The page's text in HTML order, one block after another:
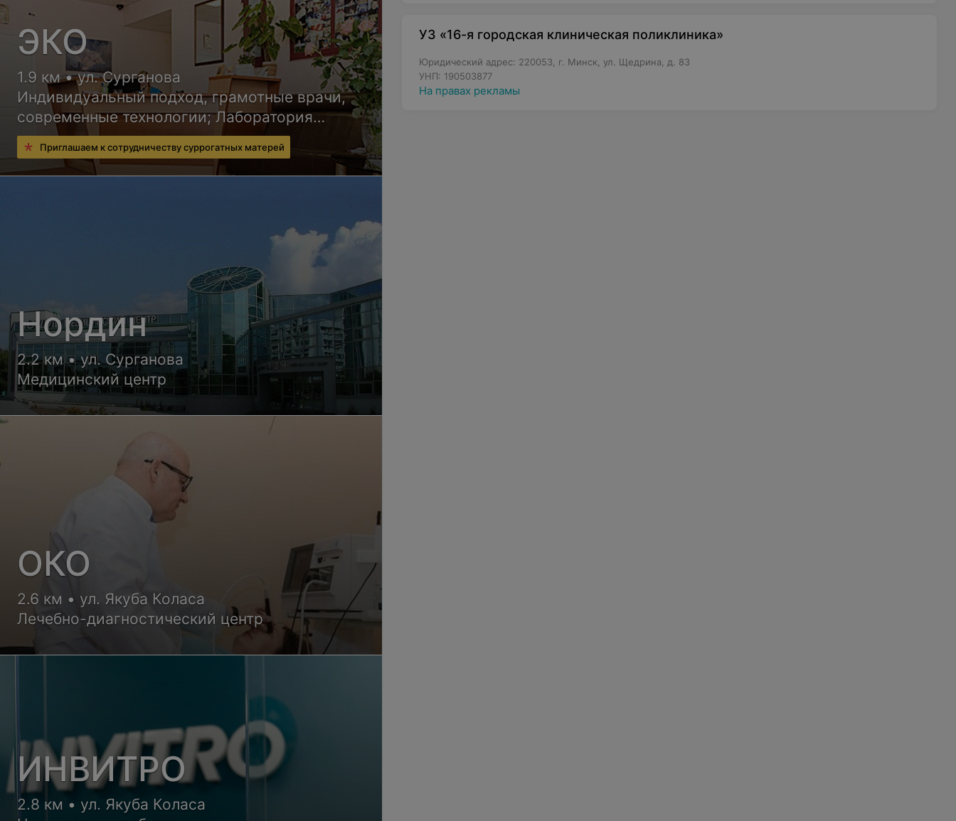
УЗ «16-я городская клиническая поликлиника»
Юридический адрес: 220053, г. Минск, ул. Щедрина, д. 83
УНП: 190503877
На правах рекламы
ЭКО
1.9 км • ул. Сурганова
Индивидуальный подход, грамотные врачи,
современные технологии; Лаборатория
работает с 7:30
Приглашаем к сотрудничеству суррогатных матерей
Нордин
2.2 км • ул. Сурганова
Медицинский центр
ОКО
2.6 км • ул. Якуба Коласа
Лечебно-диагностический центр
ИНВИТРО
2.8 км • ул. Якуба Коласа